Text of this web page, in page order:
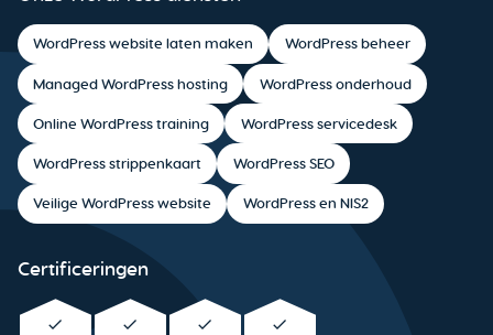
WordPress website laten maken WordPress beheer
Managed WordPress hosting WordPress onderhoud
Online WordPress training WordPress servicedesk
WordPress strippenkaart WordPress SEO
Veilige WordPress website WordPress en NIS2
Certificeringen